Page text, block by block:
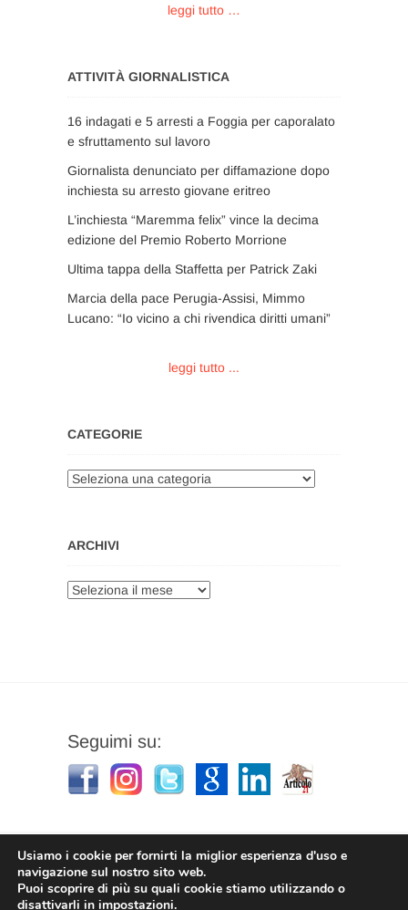
leggi tutto …
ATTIVITÀ GIORNALISTICA
16 indagati e 5 arresti a Foggia per caporalato
e sfruttamento sul lavoro
Giornalista denunciato per diffamazione dopo
inchiesta su arresto giovane eritreo
L’inchiesta “Maremma felix” vince la decima
edizione del Premio Roberto Morrione
Ultima tappa della Staffetta per Patrick Zaki
Marcia della pace Perugia-Assisi, Mimmo
Lucano: “Io vicino a chi rivendica diritti umani”
leggi tutto ...
CATEGORIE
Categorie
ARCHIVI
Archivi
Seguimi su:
Stefano Corradino
Usiamo i cookie per fornirti la miglior esperienza d'uso e
navigazione sul nostro sito web.
Puoi scoprire di più su quali cookie stiamo utilizzando o
disattivarli in impostazioni.